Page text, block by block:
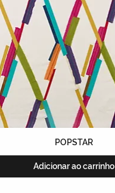
POPSTAR
Adicionar ao carrinho